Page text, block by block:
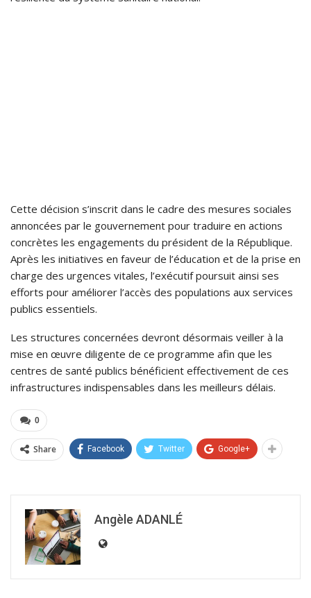
Cette décision s’inscrit dans le cadre des mesures sociales
annoncées par le gouvernement pour traduire en actions
concrètes les engagements du président de la République.
Après les initiatives en faveur de l’éducation et de la prise en
charge des urgences vitales, l’exécutif poursuit ainsi ses
efforts pour améliorer l’accès des populations aux services
publics essentiels.
Les structures concernées devront désormais veiller à la
mise en œuvre diligente de ce programme afin que les
centres de santé publics bénéficient effectivement de ces
infrastructures indispensables dans les meilleurs délais.
0
Share Facebook Twitter Google+
Angèle ADANLÉ